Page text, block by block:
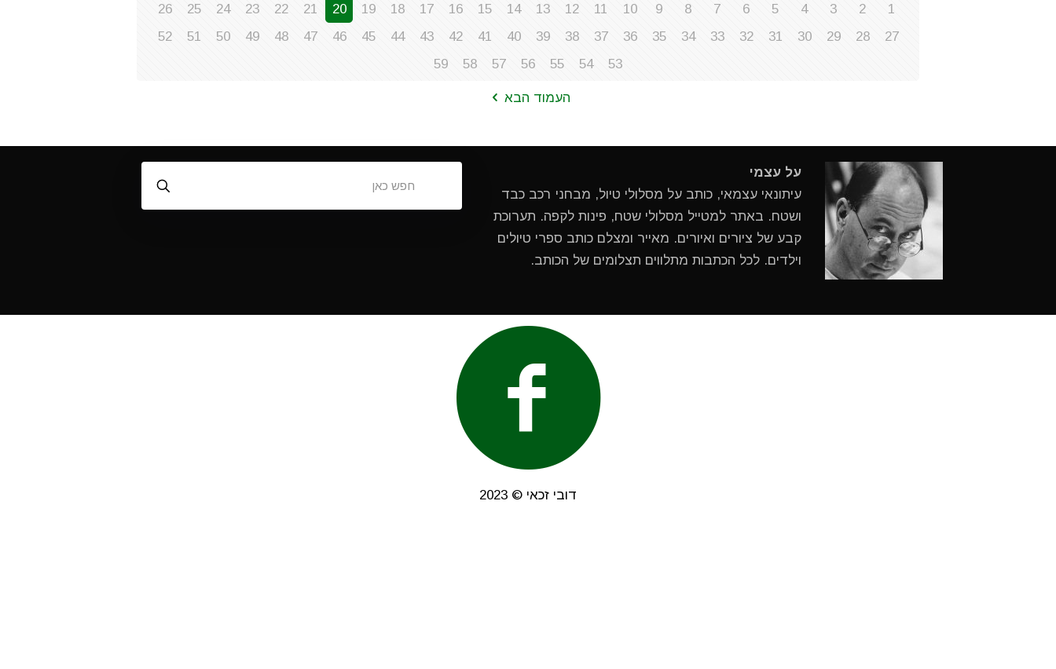
1
2
3
4
5
6
7
8
9
10
11
12
13
14
15
16
17
18
19
20
21
22
23
24
25
26
27
28
29
30
31
32
33
34
35
36
37
38
39
40
41
42
43
44
45
46
47
48
49
50
51
52
53
54
55
56
57
58
59
העמוד הבא
על עצמי
עיתונאי עצמאי, כותב על מסלולי טיול, מבחני רכב כבד
ושטח. באתר למטייל מסלולי שטח, פינות לקפה. תערוכת
קבע של ציורים ואיורים. מאייר ומצלם כותב ספרי טיולים
וילדים. לכל הכתבות מתלווים תצלומים של הכותב.
דובי זכאי © 2023